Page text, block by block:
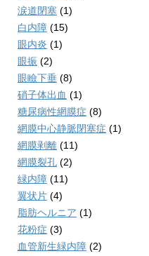
涙道閉塞 (1)
白内障 (15)
眼内炎 (1)
眼振 (2)
眼瞼下垂 (8)
硝子体出血 (1)
糖尿病性網膜症 (8)
網膜中心静脈閉塞症 (1)
網膜剥離 (11)
網膜裂孔 (2)
緑内障 (11)
翼状片 (4)
脂肪ヘルニア (1)
花粉症 (3)
血管新生緑内障 (2)